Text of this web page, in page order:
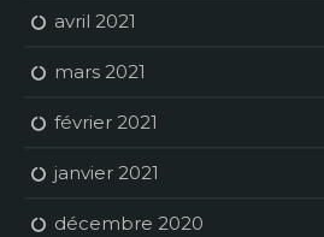
avril 2021
mars 2021
février 2021
janvier 2021
décembre 2020